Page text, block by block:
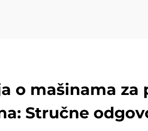
o mašinama
Stručne